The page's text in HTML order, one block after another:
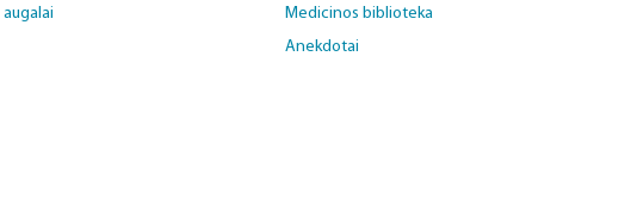
Medicinos biblioteka
Anekdotai